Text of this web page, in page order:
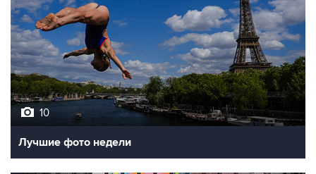
10
Лучшие фото недели